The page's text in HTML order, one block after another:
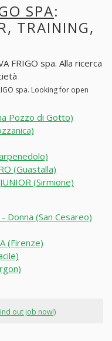
SPA:
TRAINING,
FRIGO spa. Alla ricerca
spa. Looking for open
Pozzo di Gotto)
(Guastalla)
(Sirmione)
Donna (San Cesareo)
(Firenze)
out job now!)